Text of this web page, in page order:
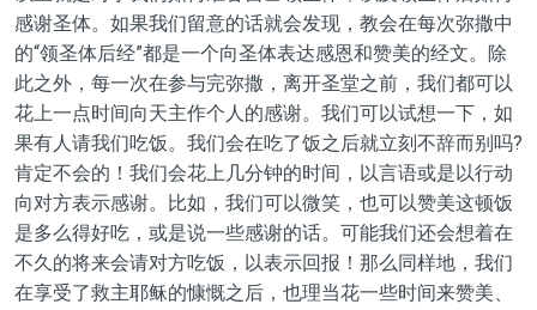
感谢圣体。如果我们留意的话就会发现， 教会在每次弥撒中
的“领圣体后经”都是一个向圣体表达感恩和赞美的经文。除
此之外，每一次在参与完弥撒，离开圣堂之前，我们都可以
花上一点时间向天主作个人的感谢。我们可以试想一下，如
果有人请我们吃饭。我们会在吃了饭之后就立刻不辞而别吗?
肯定不会的！我们会花上几分钟的时间，以言语或是以行动
向对方表示感谢。比如，我们可以微笑，也可以赞美这顿饭
是多么得好吃，或是说一些感谢的话。可能我们还会想着在
不久的将来会请对方吃饭，以表示回报！那么同样地，我们
在享受了救主耶稣的慷慨之后，也理当花一些时间来赞美、